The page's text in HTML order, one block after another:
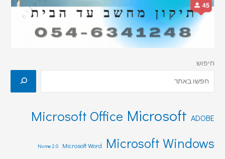
חיפוש
ADOBE
Microsoft
Microsoft Office
Microsoft Windows
Microsoft Word
Nvme 2.0